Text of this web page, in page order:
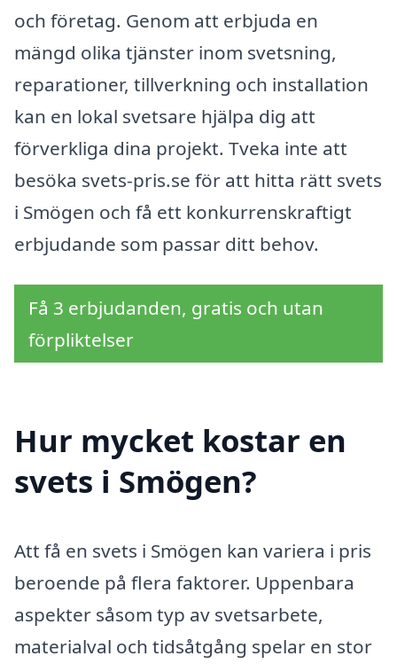
och företag. Genom att erbjuda en
mängd olika tjänster inom svetsning,
reparationer, tillverkning och installation
kan en lokal svetsare hjälpa dig att
förverkliga dina projekt. Tveka inte att
besöka svets-pris.se för att hitta rätt svets
i Smögen och få ett konkurrenskraftigt
erbjudande som passar ditt behov.
Få 3 erbjudanden, gratis och utan
förpliktelser
Hur mycket kostar en
svets i Smögen?
Att få en svets i Smögen kan variera i pris
beroende på flera faktorer. Uppenbara
aspekter såsom typ av svetsarbete,
materialval och tidsåtgång spelar en stor